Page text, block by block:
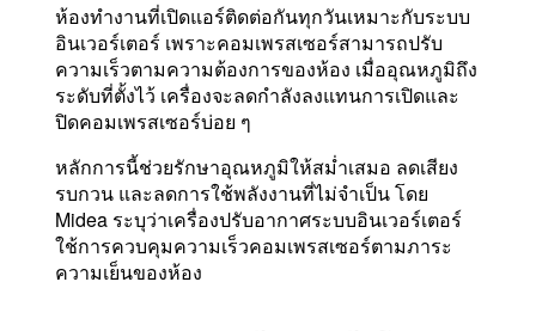
ห้องทำงานที่เปิดแอร์ติดต่อกันทุกวันเหมาะกับระบบ
อินเวอร์เตอร์ เพราะคอมเพรสเซอร์สามารถปรับ
ความเร็วตามความต้องการของห้อง เมื่ออุณหภูมิถึง
ระดับที่ตั้งไว้ เครื่องจะลดกำลังลงแทนการเปิดและ
ปิดคอมเพรสเซอร์บ่อย ๆ
หลักการนี้ช่วยรักษาอุณหภูมิให้สม่ำเสมอ ลดเสียง
รบกวน และลดการใช้พลังงานที่ไม่จำเป็น โดย
Midea ระบุว่าเครื่องปรับอากาศระบบอินเวอร์เตอร์
ใช้การควบคุมความเร็วคอมเพรสเซอร์ตามภาระ
ความเย็นของห้อง